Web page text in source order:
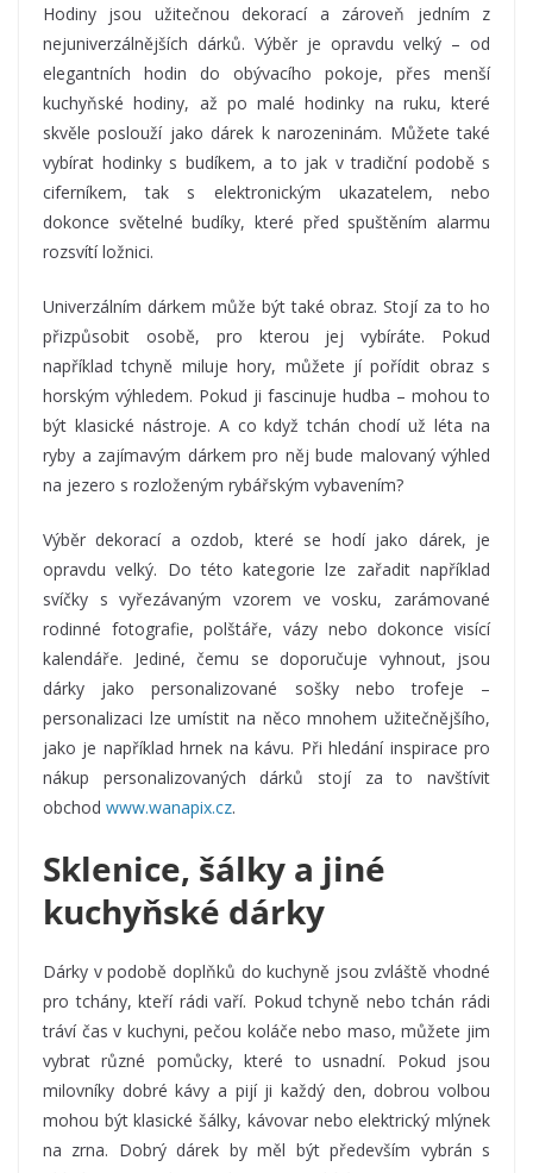
Hodiny jsou užitečnou dekorací a zároveň jedním z
nejuniverzálnějších dárků. Výběr je opravdu velký – od
elegantních hodin do obývacího pokoje, přes menší
kuchyňské hodiny, až po malé hodinky na ruku, které
skvěle poslouží jako dárek k narozeninám. Můžete také
vybírat hodinky s budíkem, a to jak v tradiční podobě s
ciferníkem, tak s elektronickým ukazatelem, nebo
dokonce světelné budíky, které před spuštěním alarmu
rozsvítí ložnici.
Univerzálním dárkem může být také obraz. Stojí za to ho
přizpůsobit osobě, pro kterou jej vybíráte. Pokud
například tchyně miluje hory, můžete jí pořídit obraz s
horským výhledem. Pokud ji fascinuje hudba – mohou to
být klasické nástroje. A co když tchán chodí už léta na
ryby a zajímavým dárkem pro něj bude malovaný výhled
na jezero s rozloženým rybářským vybavením?
Výběr dekorací a ozdob, které se hodí jako dárek, je
opravdu velký. Do této kategorie lze zařadit například
svíčky s vyřezávaným vzorem ve vosku, zarámované
rodinné fotografie, polštáře, vázy nebo dokonce visící
kalendáře. Jediné, čemu se doporučuje vyhnout, jsou
dárky jako personalizované sošky nebo trofeje –
personalizaci lze umístit na něco mnohem užitečnějšího,
jako je například hrnek na kávu. Při hledání inspirace pro
nákup personalizovaných dárků stojí za to navštívit
obchod www.wanapix.cz.
Sklenice, šálky a jiné
kuchyňské dárky
Dárky v podobě doplňků do kuchyně jsou zvláště vhodné
pro tchány, kteří rádi vaří. Pokud tchyně nebo tchán rádi
tráví čas v kuchyni, pečou koláče nebo maso, můžete jim
vybrat různé pomůcky, které to usnadní. Pokud jsou
milovníky dobré kávy a pijí ji každý den, dobrou volbou
mohou být klasické šálky, kávovar nebo elektrický mlýnek
na zrna. Dobrý dárek by měl být především vybrán s